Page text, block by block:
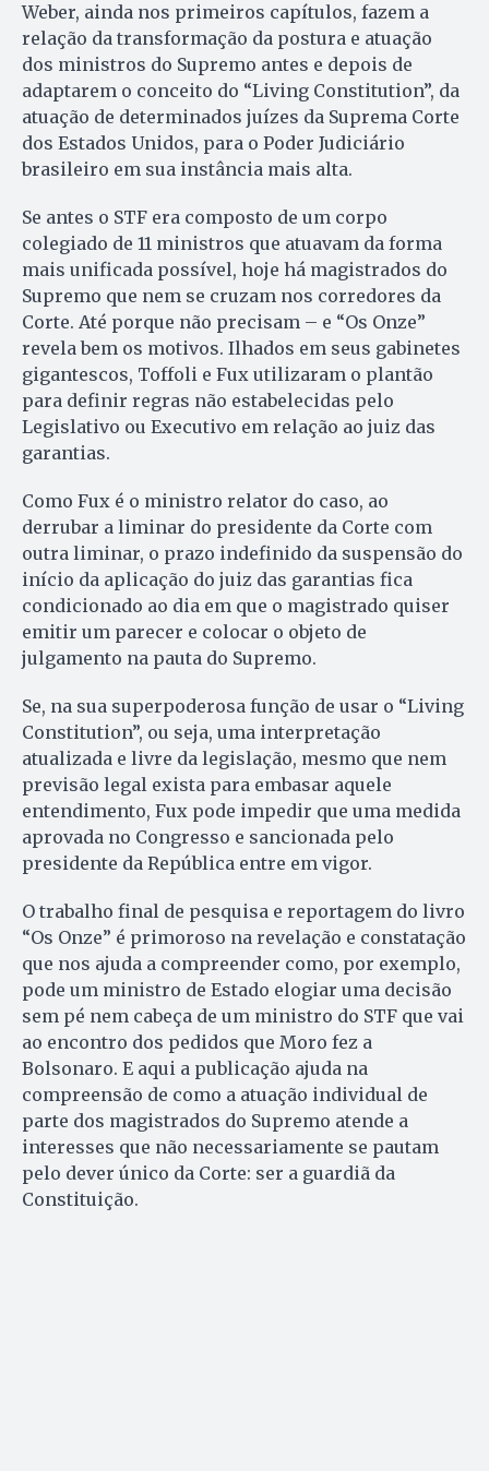
Weber, ainda nos primeiros capítulos, fazem a
relação da transformação da postura e atuação
dos ministros do Supremo antes e depois de
adaptarem o conceito do “Living Constitution”, da
atuação de determinados juízes da Suprema Corte
dos Estados Unidos, para o Poder Judiciário
brasileiro em sua instância mais alta.
Se antes o STF era composto de um corpo
colegiado de 11 ministros que atuavam da forma
mais unificada possível, hoje há magistrados do
Supremo que nem se cruzam nos corredores da
Corte. Até porque não precisam – e “Os Onze”
revela bem os motivos. Ilhados em seus gabinetes
gigantescos, Toffoli e Fux utilizaram o plantão
para definir regras não estabelecidas pelo
Legislativo ou Executivo em relação ao juiz das
garantias.
Como Fux é o ministro relator do caso, ao
derrubar a liminar do presidente da Corte com
outra liminar, o prazo indefinido da suspensão do
início da aplicação do juiz das garantias fica
condicionado ao dia em que o magistrado quiser
emitir um parecer e colocar o objeto de
julgamento na pauta do Supremo.
Se, na sua superpoderosa função de usar o “Living
Constitution”, ou seja, uma interpretação
atualizada e livre da legislação, mesmo que nem
previsão legal exista para embasar aquele
entendimento, Fux pode impedir que uma medida
aprovada no Congresso e sancionada pelo
presidente da República entre em vigor.
O trabalho final de pesquisa e reportagem do livro
“Os Onze” é primoroso na revelação e constatação
que nos ajuda a compreender como, por exemplo,
pode um ministro de Estado elogiar uma decisão
sem pé nem cabeça de um ministro do STF que vai
ao encontro dos pedidos que Moro fez a
Bolsonaro. E aqui a publicação ajuda na
compreensão de como a atuação individual de
parte dos magistrados do Supremo atende a
interesses que não necessariamente se pautam
pelo dever único da Corte: ser a guardiã da
Constituição.